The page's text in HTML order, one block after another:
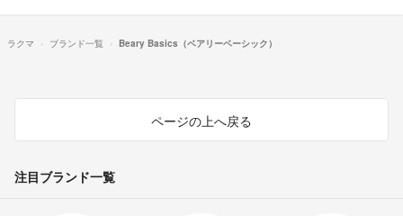
ラクマ ブランド一覧 Beary Basics（ベアリーベーシック）
ページの上へ戻る
注目ブランド一覧